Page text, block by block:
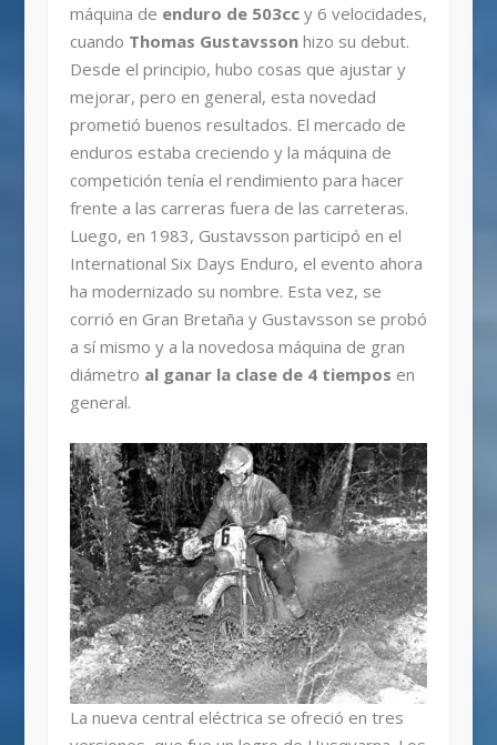
máquina de enduro de 503cc y 6 velocidades,
cuando Thomas Gustavssonhizo su debut.
Desde el principio, hubo cosas que ajustar y
mejorar, pero en general, esta novedad
prometió buenos resultados. El mercado de
enduros estaba creciendo y la máquina de
competición tenía el rendimiento para hacer
frente a las carreras fuera de las carreteras.
Luego, en 1983, Gustavsson participó en el
International Six Days Enduro, el evento ahora
ha modernizado su nombre. Esta vez, se
corrió en Gran Bretaña y Gustavsson se probó
a sí mismo y a la novedosa máquina de gran
diámetro al ganar la clase de 4 tiempos en
general.
La nueva central eléctrica se ofreció en tres